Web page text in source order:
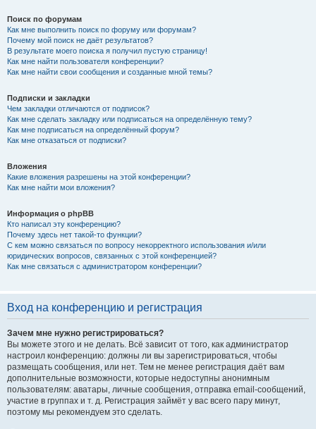
Поиск по форумам
Как мне выполнить поиск по форуму или форумам?
Почему мой поиск не даёт результатов?
В результате моего поиска я получил пустую страницу!
Как мне найти пользователя конференции?
Как мне найти свои сообщения и созданные мной темы?
Подписки и закладки
Чем закладки отличаются от подписок?
Как мне сделать закладку или подписаться на определённую тему?
Как мне подписаться на определённый форум?
Как мне отказаться от подписки?
Вложения
Какие вложения разрешены на этой конференции?
Как мне найти мои вложения?
Информация о phpBB
Кто написал эту конференцию?
Почему здесь нет такой-то функции?
С кем можно связаться по вопросу некорректного использования и/или
юридических вопросов, связанных с этой конференцией?
Как мне связаться с администратором конференции?
Вход на конференцию и регистрация
Зачем мне нужно регистрироваться?
Вы можете этого и не делать. Всё зависит от того, как администратор
настроил конференцию: должны ли вы зарегистрироваться, чтобы
размещать сообщения, или нет. Тем не менее регистрация даёт вам
дополнительные возможности, которые недоступны анонимным
пользователям: аватары, личные сообщения, отправка email-сообщений,
участие в группах и т. д. Регистрация займёт у вас всего пару минут,
поэтому мы рекомендуем это сделать.